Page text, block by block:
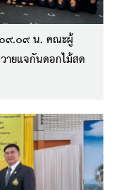
๙.๐๙ น. คณะผู้
ายแจกันดอกไม้สด